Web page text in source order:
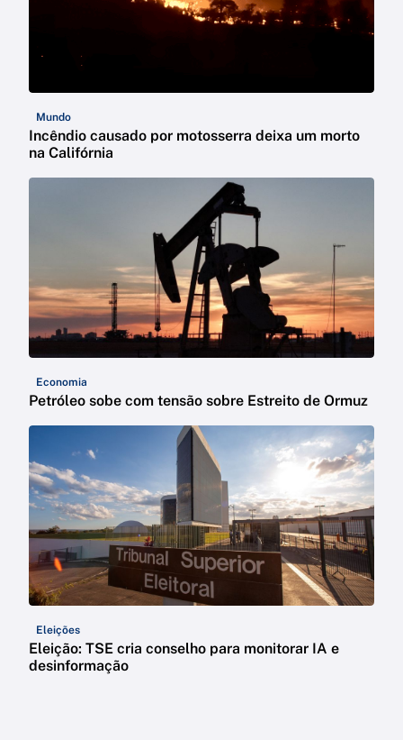
Mundo
Incêndio causado por motosserra deixa um morto
na Califórnia
Economia
Petróleo sobe com tensão sobre Estreito de Ormuz
Eleições
Eleição: TSE cria conselho para monitorar IA e
desinformação